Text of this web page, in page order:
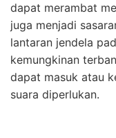
dapat merambat
juga menjadi
lantaran jendela
kemungkinan
dapat masuk atau
suara diperlukan.